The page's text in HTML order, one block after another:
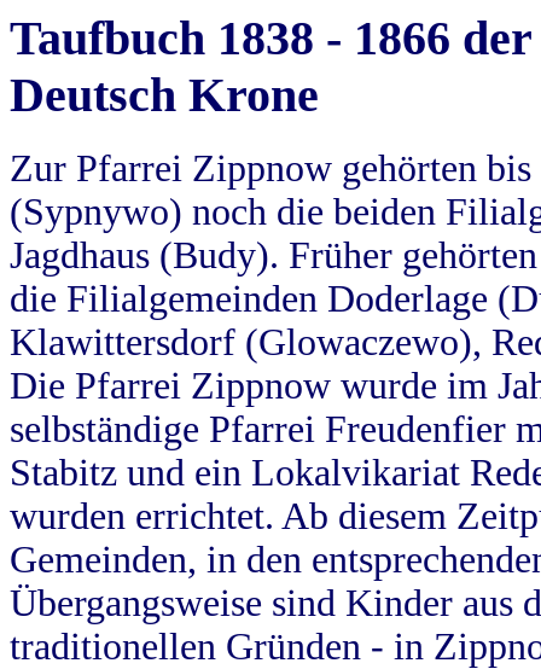
Taufbuch 1838 - 1866
Deutsch Krone
Zur Pfarrei Zippnow gehörten
(Sypnywo) noch die beiden
Jagdhaus (Budy). Früher
die Filialgemeinden Doderlage
Klawittersdorf (Glowaczewo),
Die Pfarrei Zippnow wurde im
selbständige Pfarrei Freudenfier
Stabitz und ein Lokalvikariat
wurden errichtet. Ab diesem
Gemeinden, in den
Übergangsweise sind Kinder aus
traditionellen Gründen - in